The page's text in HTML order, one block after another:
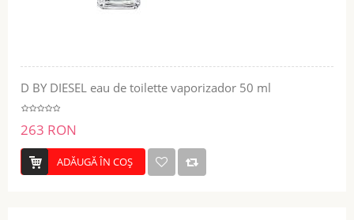
D BY DIESEL eau de toilette vaporizador 50 ml
263 RON
ADĂUGĂ ÎN COŞ